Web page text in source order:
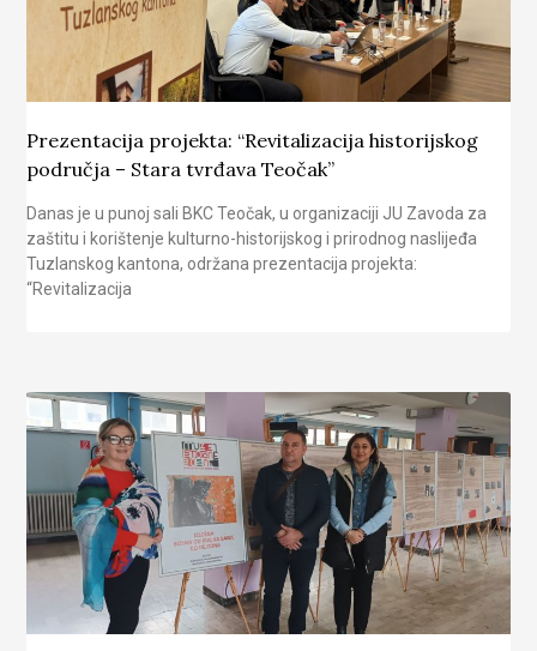
Prezentacija projekta: “Revitalizacija historijskog
područja – Stara tvrđava Teočak”
Danas je u punoj sali BKC Teočak, u organizaciji JU Zavoda za
zaštitu i korištenje kulturno-historijskog i prirodnog naslijeđa
Tuzlanskog kantona, održana prezentacija projekta:
“Revitalizacija